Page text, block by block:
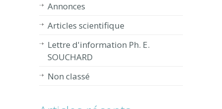
Annonces
Articles scientifique
Lettre d'information Ph. E.
SOUCHARD
Non classé